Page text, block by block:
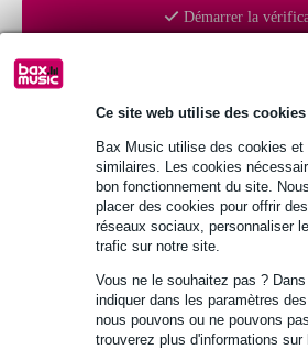
Ce site web utilise des cookies
Bax Music utilise des cookies et
similaires. Les cookies
bon fonctionnement du site.
placer des cookies pour offrir
réseaux sociaux, personnaliser
trafic sur notre site.
Vous ne le souhaitez pas ?
indiquer dans les paramètres
nous pouvons ou ne pouvons
trouverez plus d'informations
Démarrer la
Informations
dimensions extérieures : 61 x 38 x 12,5
Poids : 1,76 kg
Afficher toutes les caractéristiques du